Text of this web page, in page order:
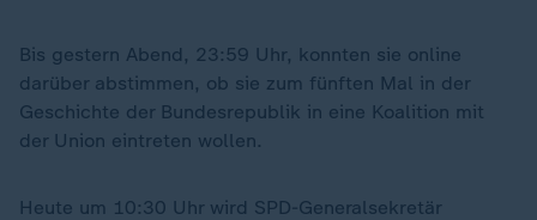
Bis gestern Abend, 23:59 Uhr, konnten sie online
darüber abstimmen, ob sie zum fünften Mal in der
Geschichte der Bundesrepublik in eine Koalition mit
der Union eintreten wollen.
Heute um 10:30 Uhr wird SPD-Generalsekretär